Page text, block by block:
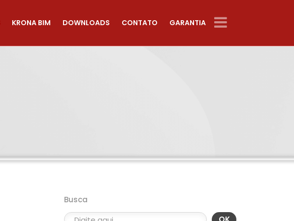
KRONA BIM DOWNLOADS CONTATO GARANTIA
Busca